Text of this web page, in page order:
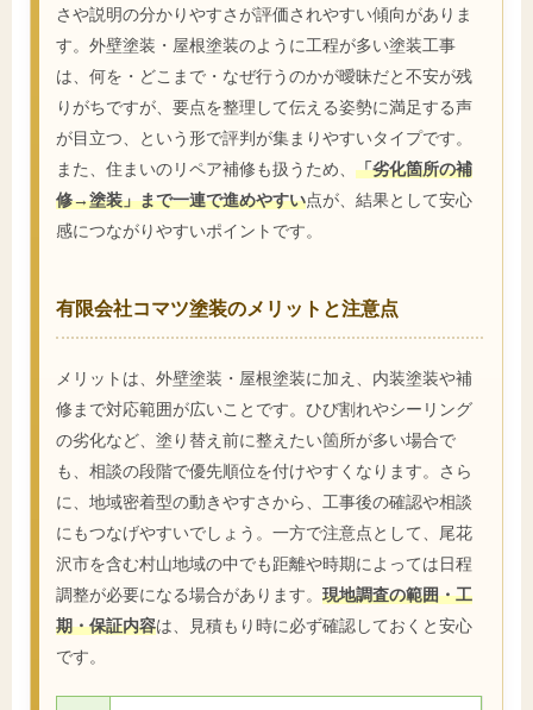
さや説明の分かりやすさが評価されやすい傾向がありま
す。外壁塗装・屋根塗装のように工程が多い塗装工事
は、何を・どこまで・なぜ行うのかが曖昧だと不安が残
りがちですが、要点を整理して伝える姿勢に満足する声
が目立つ、という形で評判が集まりやすいタイプです。
また、住まいのリペア補修も扱うため、 「劣化箇所の補
修→塗装」まで一連で進めやすい点が、結果として安心
感につながりやすいポイントです。
有限会社コマツ塗装のメリットと注意点
メリットは、外壁塗装・屋根塗装に加え、内装塗装や補
修まで対応範囲が広いことです。ひび割れやシーリング
の劣化など、塗り替え前に整えたい箇所が多い場合で
も、相談の段階で優先順位を付けやすくなります。さら
に、地域密着型の動きやすさから、工事後の確認や相談
にもつなげやすいでしょう。一方で注意点として、尾花
沢市を含む村山地域の中でも距離や時期によっては日程
調整が必要になる場合があります。 現地調査の範囲・工
期・保証内容は、見積もり時に必ず確認しておくと安心
です。